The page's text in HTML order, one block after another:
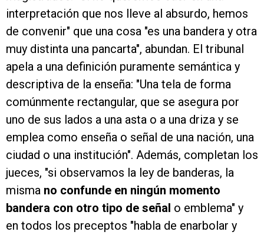
interpretación que nos lleve al absurdo, hemos
de convenir" que una cosa "es una bandera y otra
muy distinta una pancarta", abundan. El tribunal
apela a una definición puramente semántica y
descriptiva de la enseña: "Una tela de forma
comúnmente rectangular, que se asegura por
uno de sus lados a una asta o a una driza y se
emplea como enseña o señal de una nación, una
ciudad o una institución". Además, completan los
jueces, "si observamos la ley de banderas, la
misma no confunde en ningún momento
bandera con otro tipo de señal o emblema" y
en todos los preceptos "habla de enarbolar y